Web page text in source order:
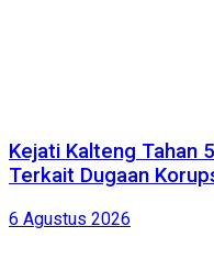
Kejati Kalteng Tahan
Terkait Dugaan
6 Agustus 2026